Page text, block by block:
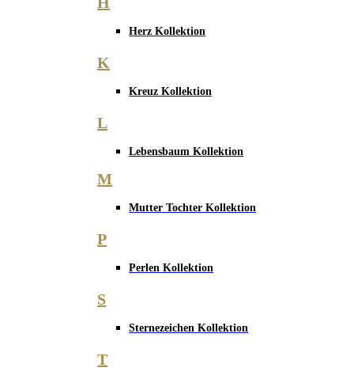
Herz Kollektion
K
Kreuz Kollektion
L
Lebensbaum Kollektion
M
Mutter Tochter Kollektion
P
Perlen Kollektion
S
Sternezeichen Kollektion
T